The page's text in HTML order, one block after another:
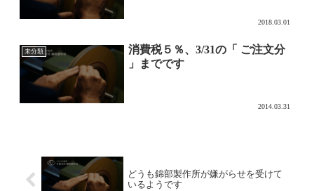
2018.03.01
未分類
消費税５％、3/31の「 ご注文分
」までです
2014.03.31
どうも錦部製作所が嫌がらせを受けて
いるようです